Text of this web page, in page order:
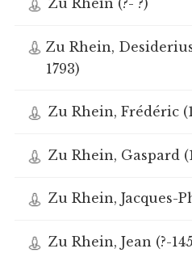
Zu Rhein,
1793)
Zu Rhein, Frédéric
Zu Rhein, Gaspard
Zu Rhein, Jacques-
Zu Rhein, Jean (?-